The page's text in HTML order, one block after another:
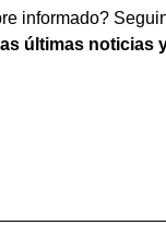
informado?
últimas noticias